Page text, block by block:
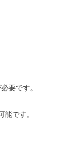
要です。
です。